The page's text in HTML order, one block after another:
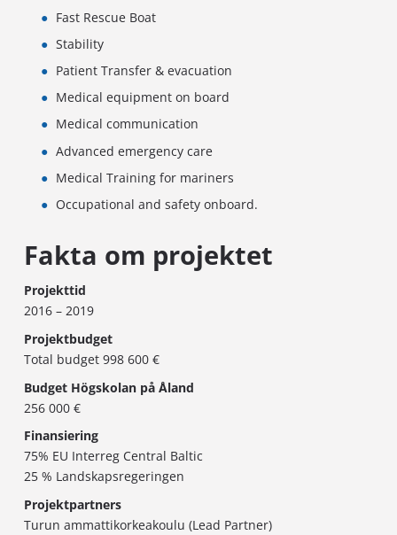
Fast Rescue Boat
Stability
Patient Transfer & evacuation
Medical equipment on board
Medical communication
Advanced emergency care
Medical Training for mariners
Occupational and safety onboard.
Fakta om projektet
Projekttid
2016 – 2019
Projektbudget
Total budget 998 600 €
Budget Högskolan på Åland
256 000 €
Finansiering
75% EU Interreg Central Baltic
25 % Landskapsregeringen
Projektpartners
Turun ammattikorkeakoulu (Lead Partner)